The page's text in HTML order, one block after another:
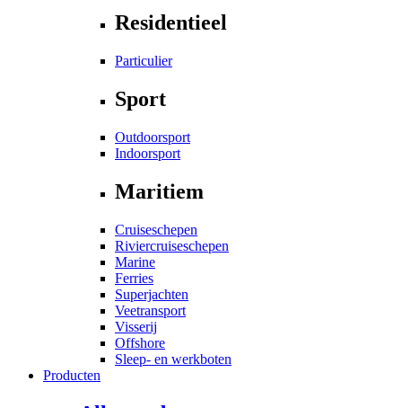
Residentieel
Particulier
Sport
Outdoorsport
Indoorsport
Maritiem
Cruiseschepen
Riviercruiseschepen
Marine
Ferries
Superjachten
Veetransport
Visserij
Offshore
Sleep- en werkboten
Producten